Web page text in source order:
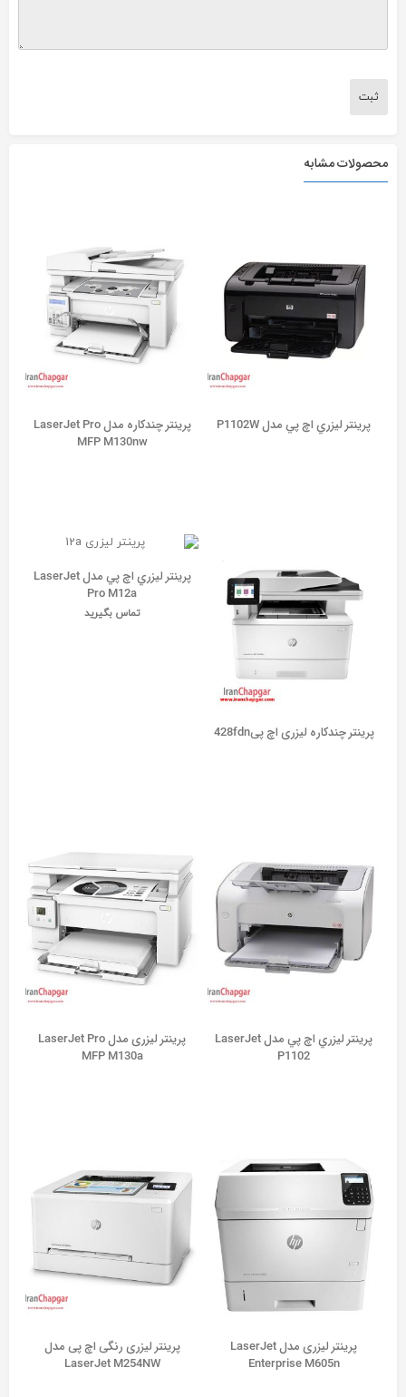
محصولات مشابه
پرينتر ليزري اچ پي مدل P1102W
پرینتر چندکاره مدل LaserJet Pro
MFP M130nw
پرینتر چندکاره لیزری اچ پی428fdn
پرينتر ليزري اچ پي مدل LaserJet
Pro M12a
تماس بگیرید
پرينتر ليزري اچ پي مدل LaserJet
P1102
پرینتر لیزری مدل LaserJet Pro
MFP M130a
پرینتر لیزری مدل LaserJet
Enterprise M605n
پرینتر لیزری رنگی اچ پی مدل
LaserJet M254NW